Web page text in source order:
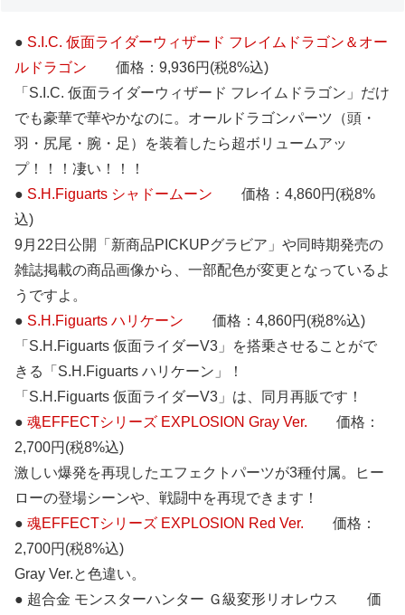
● S.I.C. 仮面ライダーウィザード フレイムドラゴン＆オー
ルドラゴン 価格：9,936円(税8%込)
「S.I.C. 仮面ライダーウィザード フレイムドラゴン」だけ
でも豪華で華やかなのに。オールドラゴンパーツ（頭・
羽・尻尾・腕・足）を装着したら超ボリュームアッ
プ！！！凄い！！！
● S.H.Figuarts シャドームーン 価格：4,860円(税8%
込)
9月22日公開「新商品PICKUPグラビア」や同時期発売の
雑誌掲載の商品画像から、一部配色が変更となっているよ
うですよ。
● S.H.Figuarts ハリケーン 価格：4,860円(税8%込)
「S.H.Figuarts 仮面ライダーV3」を搭乗させることがで
きる「S.H.Figuarts ハリケーン」！
「S.H.Figuarts 仮面ライダーV3」は、同月再販です！
● 魂EFFECTシリーズ EXPLOSION Gray Ver. 価格：
2,700円(税8%込)
激しい爆発を再現したエフェクトパーツが3種付属。ヒー
ローの登場シーンや、戦闘中を再現できます！
● 魂EFFECTシリーズ EXPLOSION Red Ver. 価格：
2,700円(税8%込)
Gray Ver.と色違い。
● 超合金 モンスターハンター Ｇ級変形リオレウス 価